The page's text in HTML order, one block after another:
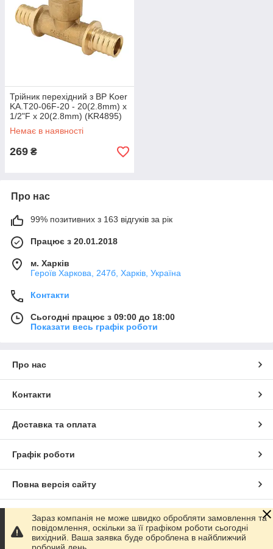
Трійник перехідний з ВР Koer
KA.T20-06F-20 - 20(2.8mm) x
1/2"F x 20(2.8mm) (KR4895)
Немає в наявності
269 ₴
Про нас
99% позитивних з 163 відгуків за рік
Працює з 20.01.2018
м. Харків
Героїв Харкова, 247б, Харків, Україна
Контакти
Сьогодні працює з 09:00 до 18:00
Показати весь графік роботи
Про нас
Контакти
Доставка та оплата
Графік роботи
Повна версія сайту
Сайт створено на маркетплейсі Prom.ua
Політика конфіденційності
Зараз компанія не може швидко обробляти замовлення та
повідомлення, оскільки за її графіком роботи сьогодні
вихідний. Ваша заявка буде оброблена в найближчий